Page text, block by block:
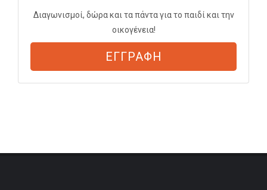
Διαγωνισμοί, δώρα και τα πάντα για το παιδί και την
οικογένεια!
ΕΓΓΡΑΦΗ